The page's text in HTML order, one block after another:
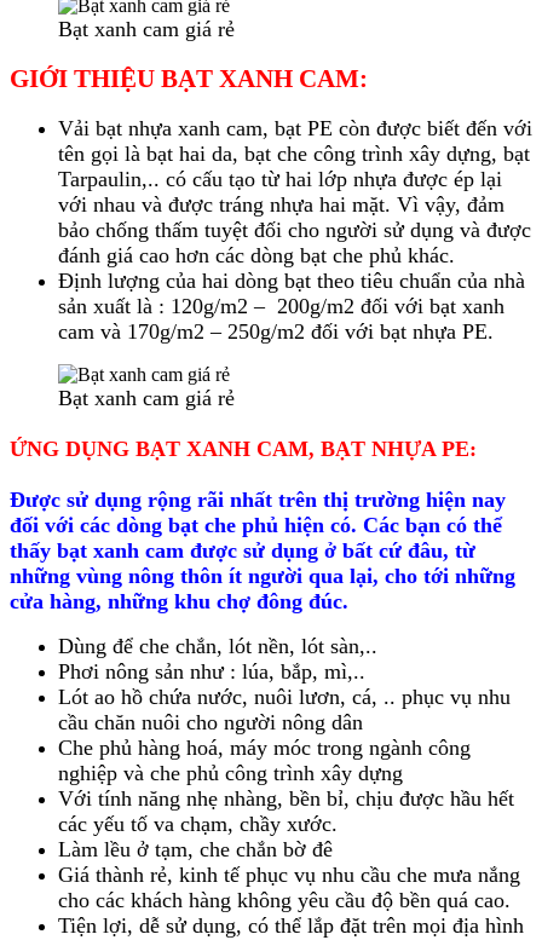
Bạt xanh cam giá rẻ
GIỚI THIỆU BẠT XANH CAM:
Vải bạt nhựa xanh cam, bạt PE còn được biết đến với
tên gọi là bạt hai da, bạt che công trình xây dựng, bạt
Tarpaulin,.. có cấu tạo từ hai lớp nhựa được ép lại
với nhau và được tráng nhựa hai mặt. Vì vậy, đảm
bảo chống thấm tuyệt đối cho người sử dụng và được
đánh giá cao hơn các dòng bạt che phủ khác.
Định lượng của hai dòng bạt theo tiêu chuẩn của nhà
sản xuất là : 120g/m2 – 200g/m2 đối với bạt xanh
cam và 170g/m2 – 250g/m2 đối với bạt nhựa PE.
Bạt xanh cam giá rẻ
ỨNG DỤNG BẠT XANH CAM, BẠT NHỰA PE:
Được sử dụng rộng rãi nhất trên thị trường hiện nay
đối với các dòng bạt che phủ hiện có. Các bạn có thể
thấy bạt xanh cam được sử dụng ở bất cứ đâu, từ
những vùng nông thôn ít người qua lại, cho tới những
cửa hàng, những khu chợ đông đúc.
Dùng để che chắn, lót nền, lót sàn,..
Phơi nông sản như : lúa, bắp, mì,..
Lót ao hồ chứa nước, nuôi lươn, cá, .. phục vụ nhu
cầu chăn nuôi cho người nông dân
Che phủ hàng hoá, máy móc trong ngành công
nghiệp và che phủ công trình xây dựng
Với tính năng nhẹ nhàng, bền bỉ, chịu được hầu hết
các yếu tố va chạm, chầy xước.
Làm lều ở tạm, che chắn bờ đê
Giá thành rẻ, kinh tế phục vụ nhu cầu che mưa nắng
cho các khách hàng không yêu cầu độ bền quá cao.
Tiện lợi, dễ sử dụng, có thể lắp đặt trên mọi địa hình